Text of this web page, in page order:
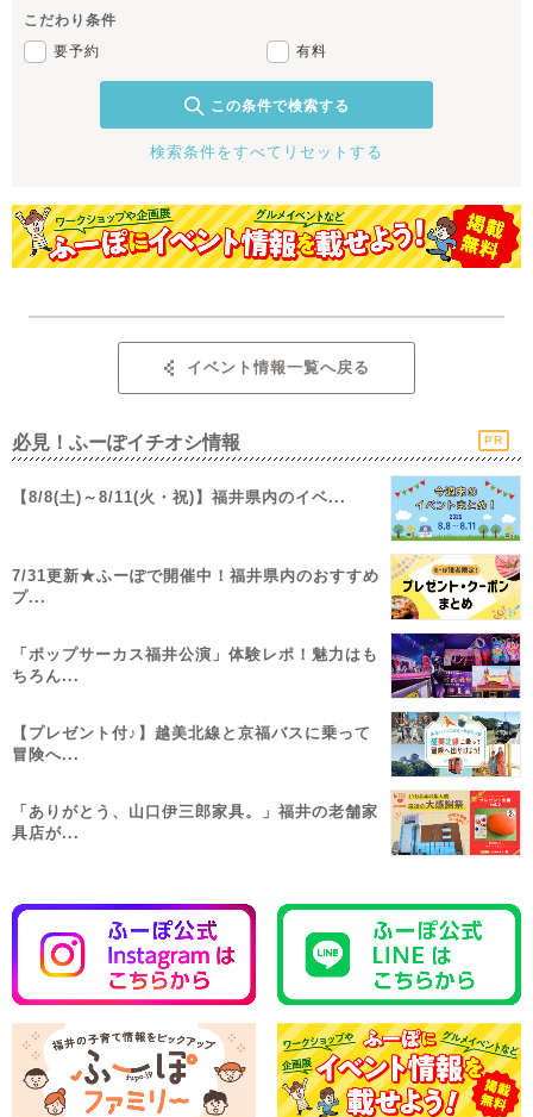
こだわり条件
要予約
有料
この条件で検索する
検索条件をすべてリセットする
イベント情報一覧へ戻る
必見！ふーぽイチオシ情報 PR
【8/8(土)～8/11(火・祝)】福井県内のイベ...
7/31更新★ふーぽで開催中！福井県内のおすすめ
プ...
「ポップサーカス福井公演」体験レポ！魅力はも
ちろん...
【プレゼント付♪】越美北線と京福バスに乗って
冒険へ...
「ありがとう、山口伊三郎家具。」福井の老舗家
具店が...